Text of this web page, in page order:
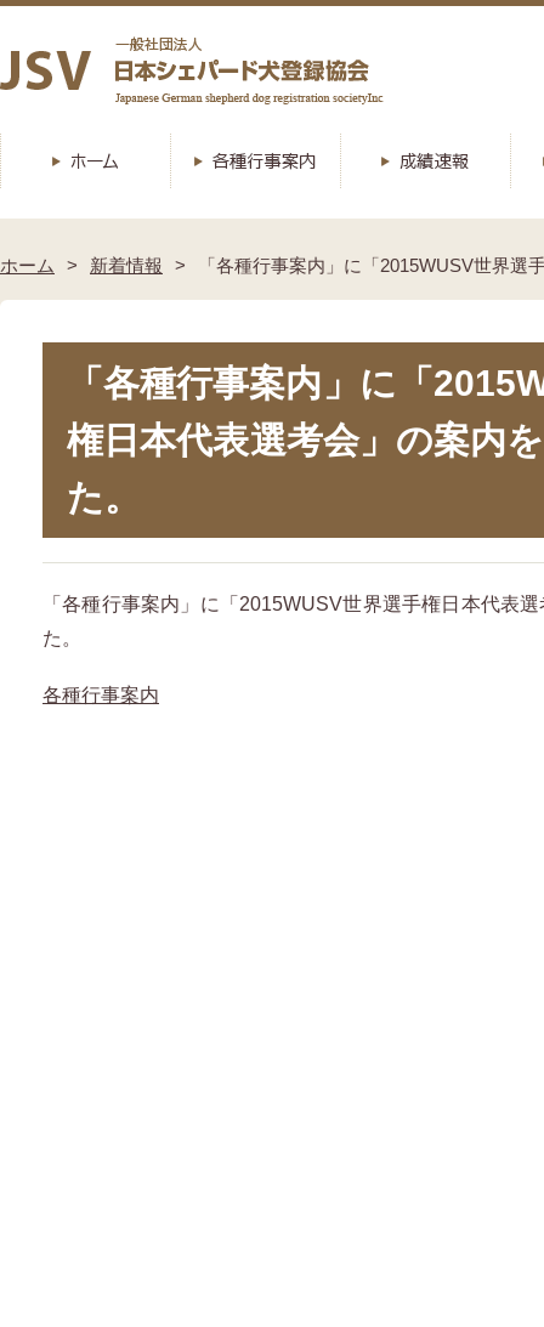
ホーム 新着情報 「各種行事案内」に「2015WUSV世界
「各種行事案内」に「
権日本代表選考会」の案内
た。
「各種行事案内」に「2015WUSV世界選手権日本代表
た。
各種行事案内